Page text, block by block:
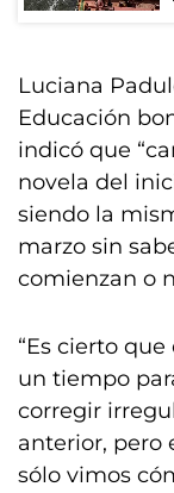
Luciana
Educación
indicó que
novela del
siendo la
marzo sin
comienzan o
“Es cierto
un tiempo
corregir
anterior, pero
sólo vimos